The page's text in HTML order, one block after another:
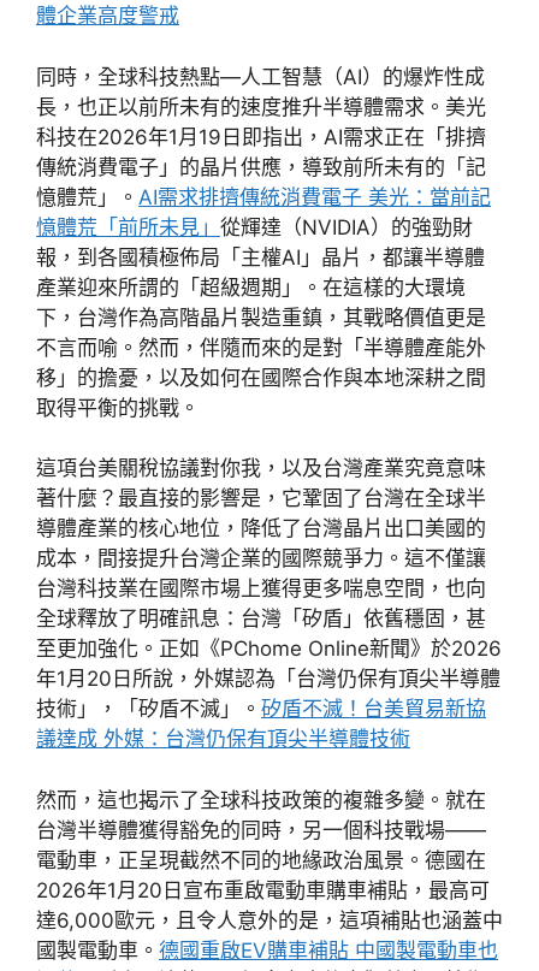
體企業高度警戒
同時，全球科技熱點—人工智慧（AI）的爆炸性成
長，也正以前所未有的速度推升半導體需求。美光
科技在2026年1月19日即指出，AI需求正在「排擠
傳統消費電子」的晶片供應，導致前所未有的「記
憶體荒」。 AI需求排擠傳統消費電子 美光：當前記
憶體荒「前所未見」 從輝達（NVIDIA）的強勁財
報，到各國積極佈局「主權AI」晶片，都讓半導體
產業迎來所謂的「超級週期」。在這樣的大環境
下，台灣作為高階晶片製造重鎮，其戰略價值更是
不言而喻。然而，伴隨而來的是對「半導體產能外
移」的擔憂，以及如何在國際合作與本地深耕之間
取得平衡的挑戰。
這項台美關稅協議對你我，以及台灣產業究竟意味
著什麼？最直接的影響是，它鞏固了台灣在全球半
導體產業的核心地位，降低了台灣晶片出口美國的
成本，間接提升台灣企業的國際競爭力。這不僅讓
台灣科技業在國際市場上獲得更多喘息空間，也向
全球釋放了明確訊息：台灣「矽盾」依舊穩固，甚
至更加強化。正如《PChome Online新聞》於2026
年1月20日所說，外媒認為「台灣仍保有頂尖半導體
技術」，「矽盾不滅」。 矽盾不滅！台美貿易新協
議達成 外媒：台灣仍保有頂尖半導體技術
然而，這也揭示了全球科技政策的複雜多變。就在
台灣半導體獲得豁免的同時，另一個科技戰場——
電動車，正呈現截然不同的地緣政治風景。德國在
2026年1月20日宣布重啟電動車購車補貼，最高可
達6,000歐元，且令人意外的是，這項補貼也涵蓋中
國製電動車。 德國重啟EV購車補貼 中國製電動車也